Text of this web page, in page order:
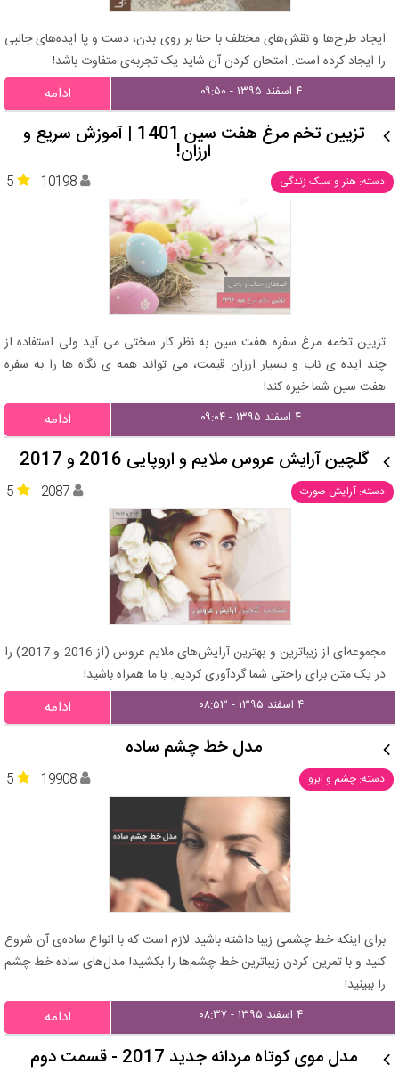
ایجاد طرح‌ها و نقش‌های مختلف با حنا بر روی بدن، دست و پا ایده‌های جالبی
را ایجاد کرده است. امتحان کردن آن شاید یک تجربه‌ی متفاوت باشد!
۴ اسفند ۱۳۹۵ - ۰۹:۵۰ ادامه
تزیین تخم مرغ هفت سین 1401 | آموزش سریع و
ارزان!
دسته: هنر و سبک زندگی 5 10198
تزیین تخمه مرغ سفره هفت سین به نظر کار سختی می آید ولی استفاده از
چند ایده ی ناب و بسیار ارزان قیمت، می تواند همه ی نگاه ها را به سفره
هفت سین شما خیره کند!
۴ اسفند ۱۳۹۵ - ۰۹:۰۴ ادامه
گلچین آرایش عروس ملایم و اروپایی 2016 و 2017
دسته: آرایش صورت 5 2087
مجموعه‌ای از زیباترین و بهترین آرایش‌های ملایم عروس (از 2016 و 2017) را
در یک متن برای راحتی شما گردآوری کردیم. با ما همراه باشید!
۴ اسفند ۱۳۹۵ - ۰۸:۵۳ ادامه
مدل خط چشم ساده
دسته: چشم و ابرو 5 19908
برای اینکه خط‌ چشمی زیبا داشته باشید لازم است که با انواع ساده‌ی آن شروع
کنید و با تمرین کردن زیباترین خط‌ چشم‌‌ها را بکشید! مدل‌های ساده خط چشم
را ببینید!
۴ اسفند ۱۳۹۵ - ۰۸:۳۷ ادامه
مدل موی کوتاه مردانه جدید 2017 - قسمت دوم